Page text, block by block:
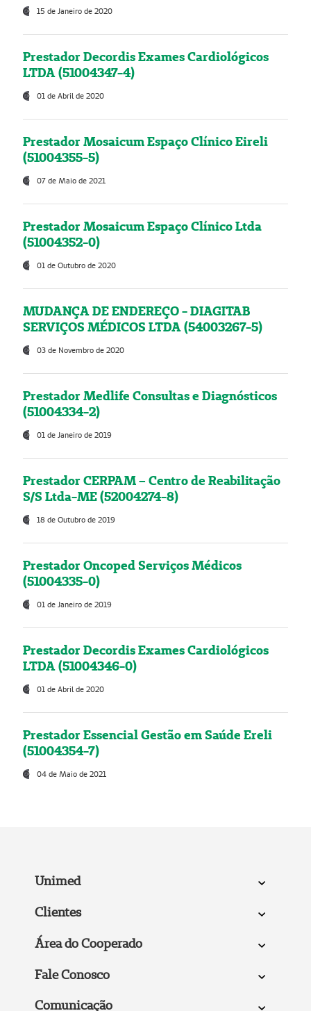
15 de Janeiro de 2020
Prestador Decordis Exames Cardiológicos
LTDA (51004347-4)
01 de Abril de 2020
Prestador Mosaicum Espaço Clínico Eireli
(51004355-5)
07 de Maio de 2021
Prestador Mosaicum Espaço Clínico Ltda
(51004352-0)
01 de Outubro de 2020
MUDANÇA DE ENDEREÇO - DIAGITAB
SERVIÇOS MÉDICOS LTDA (54003267-5)
03 de Novembro de 2020
Prestador Medlife Consultas e Diagnósticos
(51004334-2)
01 de Janeiro de 2019
Prestador CERPAM – Centro de Reabilitação
S/S Ltda-ME (52004274-8)
18 de Outubro de 2019
Prestador Oncoped Serviços Médicos
(51004335-0)
01 de Janeiro de 2019
Prestador Decordis Exames Cardiológicos
LTDA (51004346-0)
01 de Abril de 2020
Prestador Essencial Gestão em Saúde Ereli
(51004354-7)
04 de Maio de 2021
Unimed
Clientes
Área do Cooperado
Fale Conosco
Comunicação